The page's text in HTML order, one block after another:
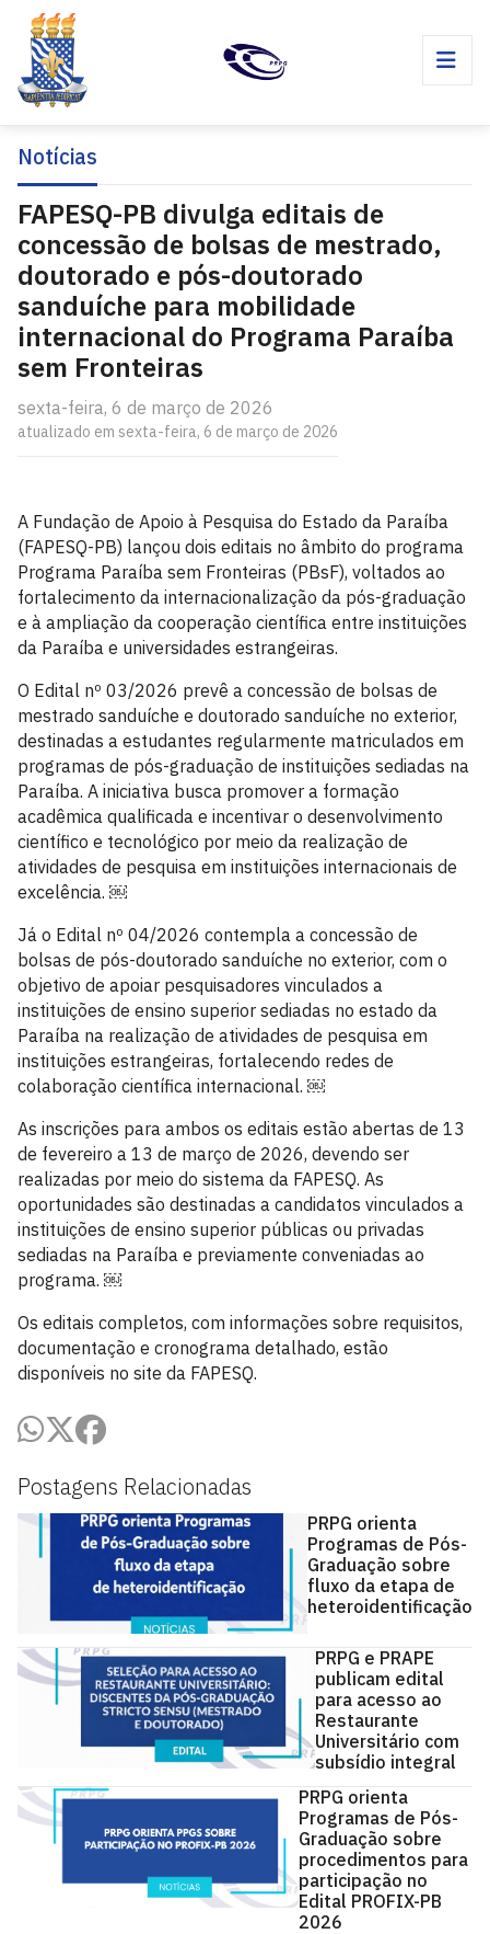
Postagens Relacionadas
PRPG orienta
Programas de Pós-
Graduação sobre
fluxo da etapa de
heteroidentificação
PRPG e PRAPE
publicam edital
para acesso ao
Restaurante
Universitário com
subsídio integral
PRPG orienta
Programas de Pós-
Graduação sobre
procedimentos para
participação no
Edital PROFIX-PB
2026
Notícias
FAPESQ-PB divulga editais de
concessão de bolsas de mestrado,
doutorado e pós-doutorado
sanduíche para mobilidade
internacional do Programa Paraíba
sem Fronteiras
sexta-feira, 6 de março de 2026
atualizado em sexta-feira, 6 de março de 2026
A Fundação de Apoio à Pesquisa do Estado da Paraíba
(FAPESQ-PB) lançou dois editais no âmbito do programa
Programa Paraíba sem Fronteiras (PBsF), voltados ao
fortalecimento da internacionalização da pós-graduação
e à ampliação da cooperação científica entre instituições
da Paraíba e universidades estrangeiras.
O Edital nº 03/2026 prevê a concessão de bolsas de
mestrado sanduíche e doutorado sanduíche no exterior,
destinadas a estudantes regularmente matriculados em
programas de pós-graduação de instituições sediadas na
Paraíba. A iniciativa busca promover a formação
acadêmica qualificada e incentivar o desenvolvimento
científico e tecnológico por meio da realização de
atividades de pesquisa em instituições internacionais de
excelência. ￼
Já o Edital nº 04/2026 contempla a concessão de
bolsas de pós-doutorado sanduíche no exterior, com o
objetivo de apoiar pesquisadores vinculados a
instituições de ensino superior sediadas no estado da
Paraíba na realização de atividades de pesquisa em
instituições estrangeiras, fortalecendo redes de
colaboração científica internacional. ￼
As inscrições para ambos os editais estão abertas de 13
de fevereiro a 13 de março de 2026, devendo ser
realizadas por meio do sistema da FAPESQ. As
oportunidades são destinadas a candidatos vinculados a
instituições de ensino superior públicas ou privadas
sediadas na Paraíba e previamente conveniadas ao
programa. ￼
Os editais completos, com informações sobre requisitos,
documentação e cronograma detalhado, estão
disponíveis no site da FAPESQ.